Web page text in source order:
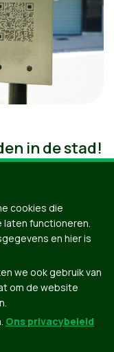
in de stad!
cookies die
functioneren.
en hier is
we ook gebruik van
om de website
Ons privacybeleid